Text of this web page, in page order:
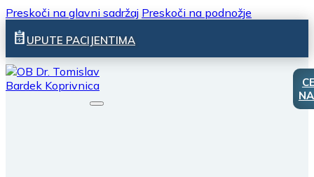
Preskoči na glavni sadržaj Preskoči na podnožje
UPUTE PACIJENTIMA